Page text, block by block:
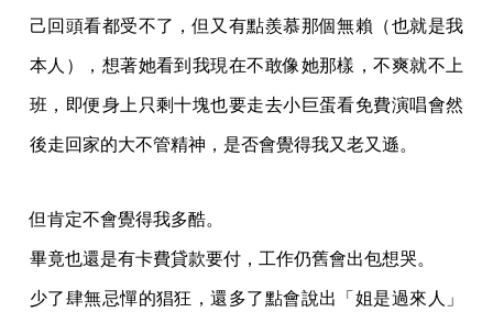
己回頭看都受不了，但又有點羨慕那個無賴（也就是我
本人），想著她看到我現在不敢像她那樣，不爽就不上
班，即便身上只剩十塊也要走去小巨蛋看免費演唱會然
後走回家的大不管精神，是否會覺得我又老又遜。
但肯定不會覺得我多酷。
畢竟也還是有卡費貸款要付，工作仍舊會出包想哭。
少了肆無忌憚的猖狂，還多了點會說出「姐是過來人」